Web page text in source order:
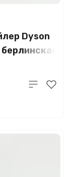
Dyson